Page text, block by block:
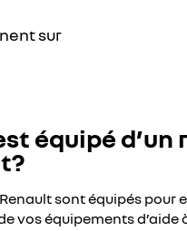
sur
équipé d’un
sont équipés pour
vos équipements d’aide